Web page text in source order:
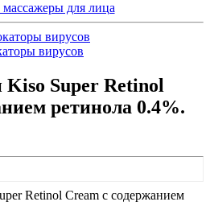
для лица
вирусов
Super Retinol
ретинола 0.4%.